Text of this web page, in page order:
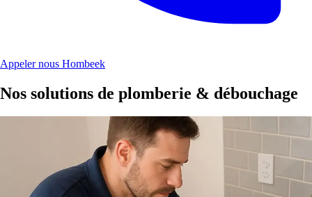
Appeler nous Hombeek
Nos solutions de plomberie & débouchage